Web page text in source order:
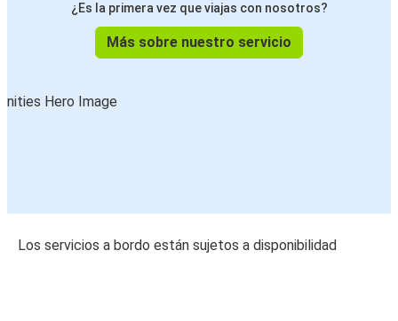
¿Es la primera vez que viajas con nosotros?
Más sobre nuestro servicio
Los servicios a bordo están sujetos a disponibilidad